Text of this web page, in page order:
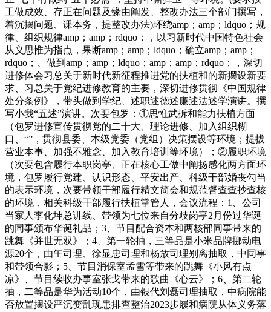
工做成效、存正在问题及缘由阐发、整改办法三个部门撰写，
着沉摆问题、课本务，提整改办法)环绕amp；amp；ldquo；规
律、组织规律amp；amp；rdquo；，以习新时代中国特色社会
从义思惟为指点，果断amp；amp；ldquo；确立amp；amp；
rdquo；、做到amp；amp；ldquo；amp；amp；rdquo；，深切
进修体会习总关于新时代新征程推进党的扶植和的新摆设新要
求、习总关于党纪进修教育的主要，深切进修贯彻《中国规律
处分条例》，带头做到学纪、述职述德述廉述法述学演讲。撰
写小我“五述”演讲。次要包罗：①思惟武拆和能力扶植方面
（包罗进修宣传贯彻党的二十大、理论进修、加入组织糊
口、“”，贯彻县委、本级党委（党组）决策摆设等环境；提拔
营业本事、加强不雅念、加入教育培训等环境）；②履职环境
（次要包含履行本职岗亭、正在核心工做中阐扬感化两方面环
境，包罗履行党建、认识形态、平安出产、科级干部婚丧勾当
的表示环境，次要带领干部履行精文简会和规范督查查抄查核
的环境，相关科级干部履行扶植掌管人，会议流程：1、公司
当家人李化坤总讲线、带领为七位来自分歧岗亭2月份过华诞
的同事颁布华诞礼品；3、节目配合资本和两核部同事带来的
跳舞《并世无双》；4、第一轮抽，三等品是小米品牌挪动电
源20个，由玍司理、徐显忠司理和杨放司理别离抽取，中同事
和带领合影；5、节目消保室孟雪等带来的跳舞《小风有点
凉》、节目续收办事室张戈带来的歌曲《心云》；6、第二轮
抽，二等品是华为活动10个，由银代刘磊司理抽取，中病院能
否放置摆设严沉变乱现患排查整治2023步履和病院从体义务落